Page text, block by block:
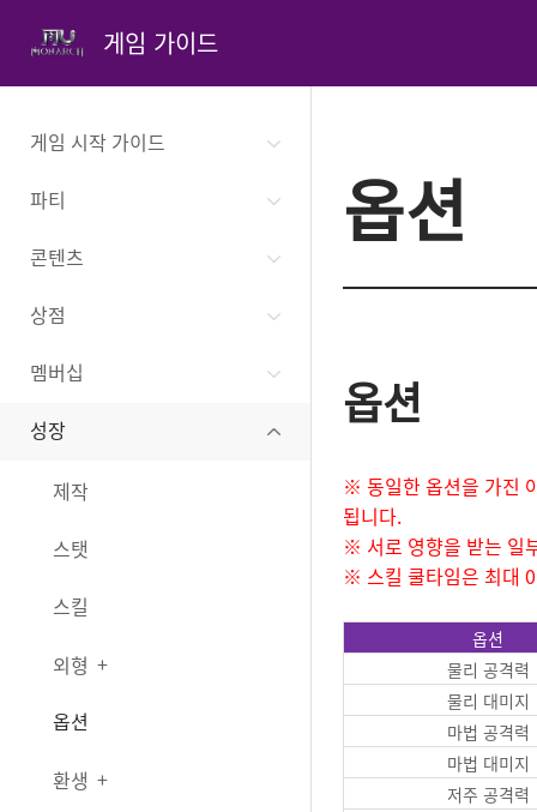
게임 가이드
게임 시작 가이드
파티
콘텐츠
상점
멤버십
성장
제작
스탯
스킬
외형
옵션
환생
옵션
옵션
※ 동일한 옵션을 가진
됩니다.
※ 서로 영향을 받는 일
※ 스킬 쿨타임은 최대
옵션
물리 공격력
물리 대미지
마법 공격력
마법 대미지
저주 공격력